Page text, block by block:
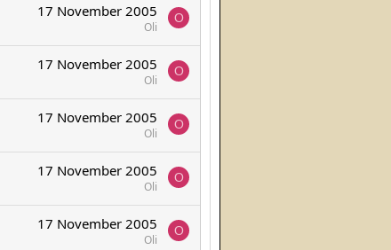
17 November 2005
Oli
O
17 November 2005
Oli
O
17 November 2005
Oli
O
17 November 2005
Oli
O
17 November 2005
Oli
O